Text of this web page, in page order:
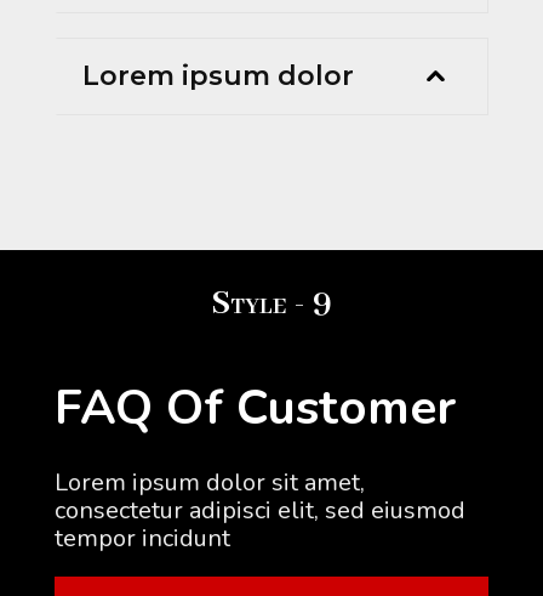
Lorem ipsum dolor
Style - 9
FAQ Of Customer
Lorem ipsum dolor sit amet,
consectetur adipisci elit, sed eiusmod
tempor incidunt